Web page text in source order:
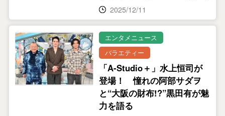
2025/12/11
エンタメニュース
バラエティー
「A-Studio＋」水上恒司が
登場！ 憧れの阿部サダヲ
と“大阪の財布!?”黒田有が魅
力を語る